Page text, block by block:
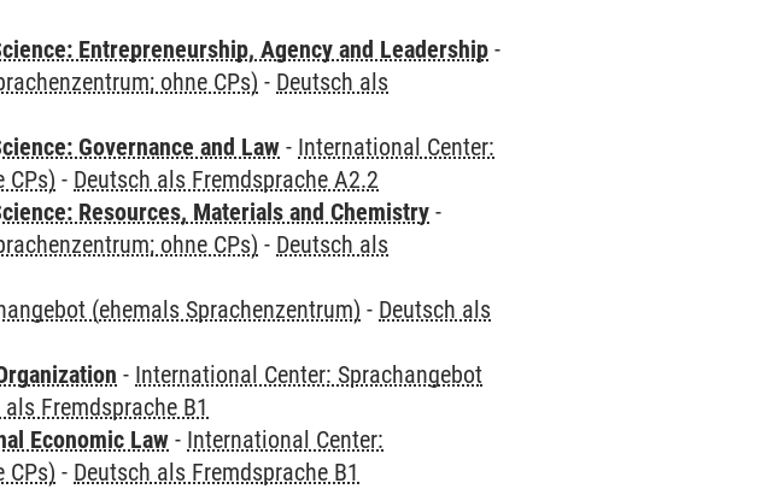
Entrepreneurship, Agency and Leadership -
ohne CPs) - Deutsch als
Governance and Law - International Center:
CPs) - Deutsch als Fremdsprache A2.2
Resources, Materials and Chemistry -
ohne CPs) - Deutsch als
(ehemals Sprachenzentrum) - Deutsch als
- International Center: Sprachangebot
Fremdsprache B1
Economic Law - International Center:
CPs) - Deutsch als Fremdsprache B1